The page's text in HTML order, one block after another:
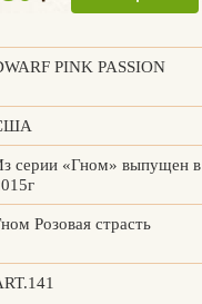
PINK PASSION
серии «Гном» выпущен в
Розовая страсть